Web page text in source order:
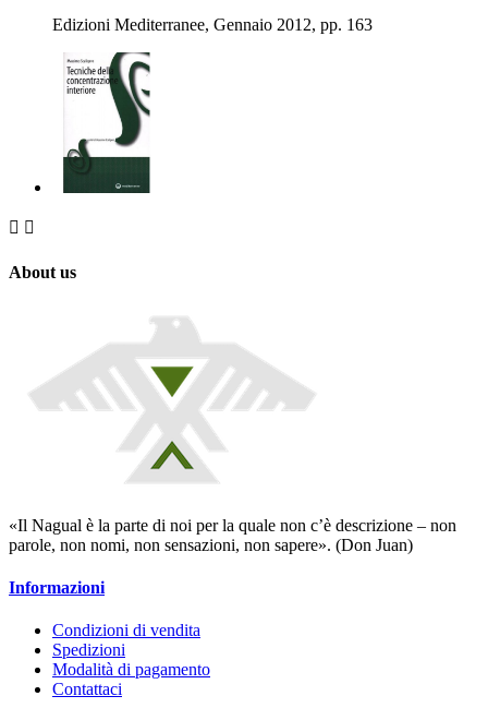
Edizioni Mediterranee, Gennaio 2012, pp. 163
 
About us
«Il Nagual è la parte di noi per la quale non c’è descrizione – non
parole, non nomi, non sensazioni, non sapere». (Don Juan)
Informazioni
Condizioni di vendita
Spedizioni
Modalità di pagamento
Contattaci